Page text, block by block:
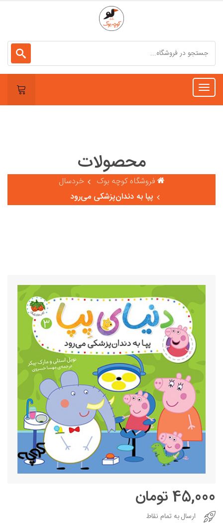
Toggle
محصولات
فروشگاه کوچه بوک
خردسال
پپا به دندان‌پزشکی می‌رود
45,000 تومان
ارسال به تمام نقاط